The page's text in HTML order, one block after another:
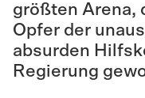
größten Arena,
Opfer der
absurden
Regierung